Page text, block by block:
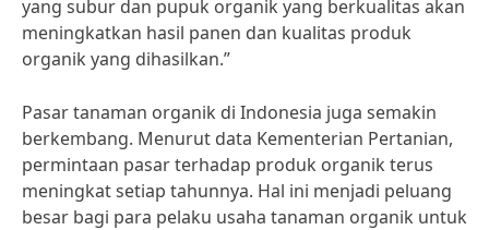
yang subur dan pupuk organik yang berkualitas akan
meningkatkan hasil panen dan kualitas produk
organik yang dihasilkan.”
Pasar tanaman organik di Indonesia juga semakin
berkembang. Menurut data Kementerian Pertanian,
permintaan pasar terhadap produk organik terus
meningkat setiap tahunnya. Hal ini menjadi peluang
besar bagi para pelaku usaha tanaman organik untuk